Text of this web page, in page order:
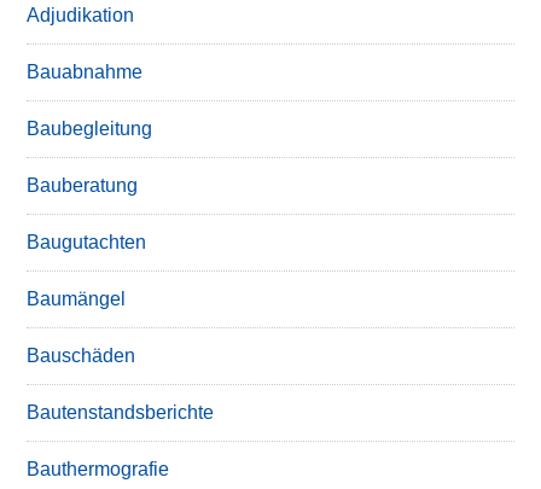
Adjudikation
Bauabnahme
Baubegleitung
Bauberatung
Baugutachten
Baumängel
Bauschäden
Bautenstandsberichte
Bauthermografie